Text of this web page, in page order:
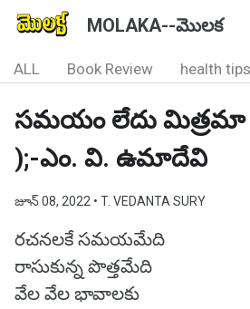
MOLAKA--మొలక
ALL Book Review health tips
సమయం లేదు మిత్రమా
);-ఎం. వి. ఉమాదేవి
జూన్ 08, 2022 • T. VEDANTA SURY
రచనలకే సమయమేది
రాసుకున్న పొత్తమేది
వేల వేల భావాలకు